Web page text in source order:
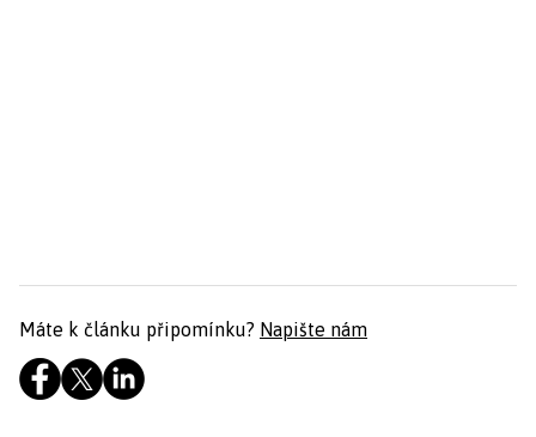
Máte k článku připomínku? Napište nám